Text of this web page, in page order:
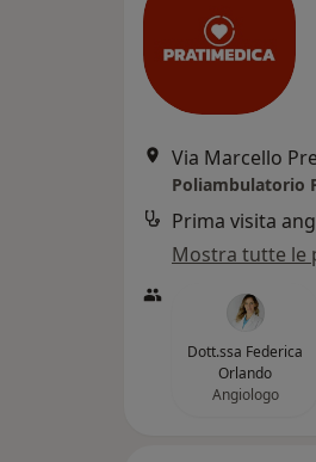
Via Marcello
Poliambulatorio
Prima visita
Mostra tutte le
Dott.ssa Federica
Orlando
Angiologo